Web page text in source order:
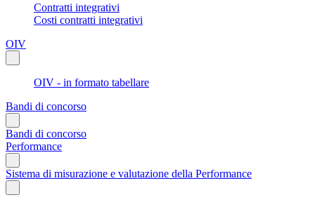
Contratti integrativi
Costi contratti integrativi
OIV
OIV - in formato tabellare
Bandi di concorso
Bandi di concorso
Performance
Sistema di misurazione e valutazione della Performance